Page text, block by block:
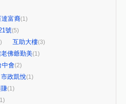
達富裔(1)
號(5)
互助大樓(3)
佛爺勤美(1)
中會(2)
市政凱悅(1)
(1)